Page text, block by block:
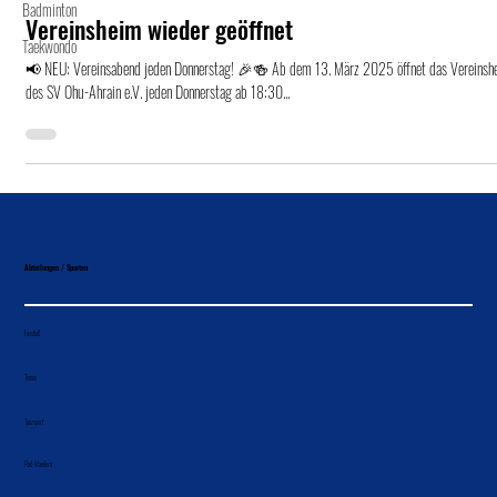
Badminton
Taekwondo
Vereinsheim wieder geöffnet
📢 NEU: Vereinsabend jeden Donnerstag! 🎉🍻 Ab dem 13. März 2025 öffnet das
des SV Ohu-Ahrain e.V. jeden Donnerstag ab 18:30...
Abteilungen / Sparten
Fussball
Tennis
Tanzsport
Rad-Wandern